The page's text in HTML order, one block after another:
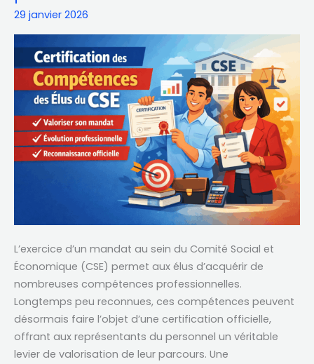
29 janvier 2026
L’exercice d’un mandat au sein du Comité Social et
Économique (CSE) permet aux élus d’acquérir de
nombreuses compétences professionnelles.
Longtemps peu reconnues, ces compétences peuvent
désormais faire l’objet d’une certification officielle,
offrant aux représentants du personnel un véritable
levier de valorisation de leur parcours. Une
des
élus
ce
faut
retenir
pour